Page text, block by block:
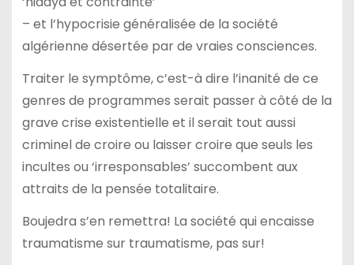
– et l’hypocrisie généralisée de la société
algérienne désertée par de vraies consciences.
Traiter le symptôme, c’est-à dire l’inanité de ce
genres de programmes serait passer à côté de la
grave crise existentielle et il serait tout aussi
criminel de croire ou laisser croire que seuls les
incultes ou ‘irresponsables’ succombent aux
attraits de la pensée totalitaire.
Boujedra s’en remettra! La société qui encaisse
traumatisme sur traumatisme, pas sur!